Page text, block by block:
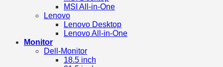
MSI All-in-One
Lenovo
Lenovo Desktop
Lenovo All-in-One
Monitor
Dell-Monitor
18.5 inch